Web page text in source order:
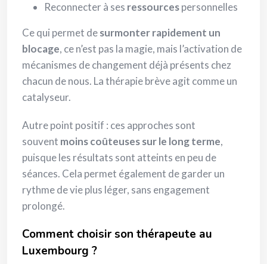
Reconnecter à ses ressourcespersonnelles
Ce qui permet desurmonter rapidement un
blocage, ce n’est pas la magie, mais l’activation de
mécanismes de changement déjà présents chez
chacun de nous. La thérapie brève agit comme un
catalyseur.
Autre point positif : ces approches sont
souvent moins coûteuses sur le long terme,
puisque les résultats sont atteints en peu de
séances. Cela permet également de garder un
rythme de vie plus léger, sans engagement
prolongé.
Comment choisir son thérapeute au
Luxembourg ?